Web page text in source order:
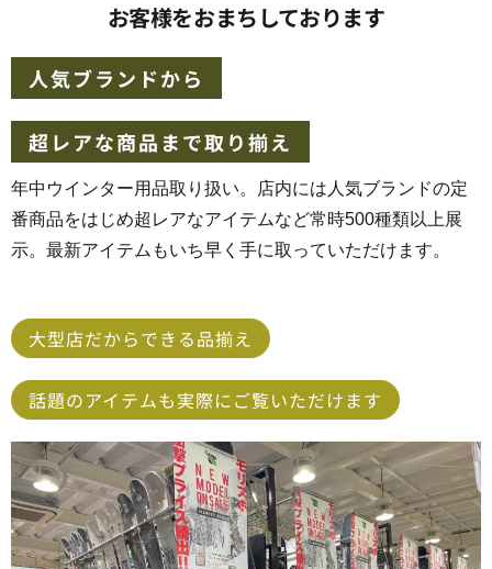
お客様をおまちしております
人気ブランドから
超レアな商品まで取り揃え
年中ウインター用品取り扱い。店内には人気ブランドの定
番商品をはじめ超レアなアイテムなど常時500種類以上展
示。最新アイテムもいち早く手に取っていただけます。
大型店だからできる品揃え
話題のアイテムも実際にご覧いただけます